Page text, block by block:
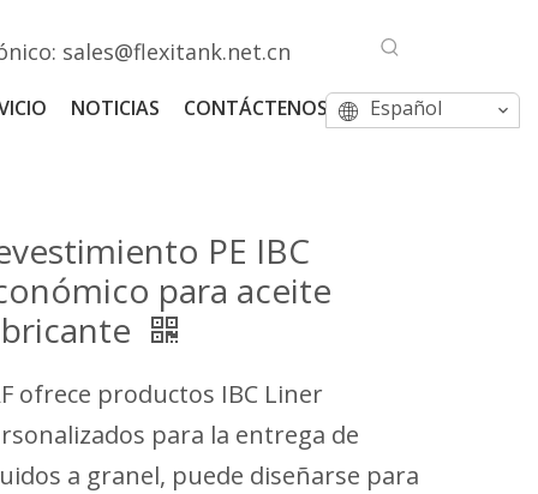
sales@flexitank.net.cn
NOTICIAS CONTÁCTENOS Español
PE IBC
para aceite
ofrece productos IBC Liner
para la entrega de
a granel, puede diseñarse para